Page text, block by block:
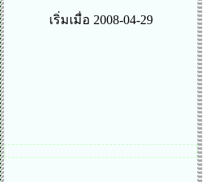
เริ่มเมื่อ 2008-04-29